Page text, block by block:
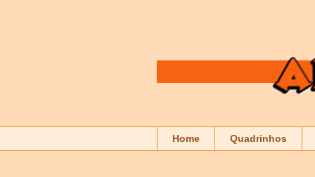
Home Quadrinhos